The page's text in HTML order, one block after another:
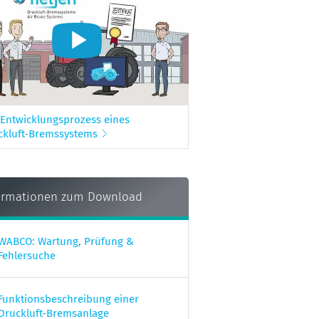
eines
Bremssystems
zum Download
Wartung, Prüfung &
einer
Bremsanlage